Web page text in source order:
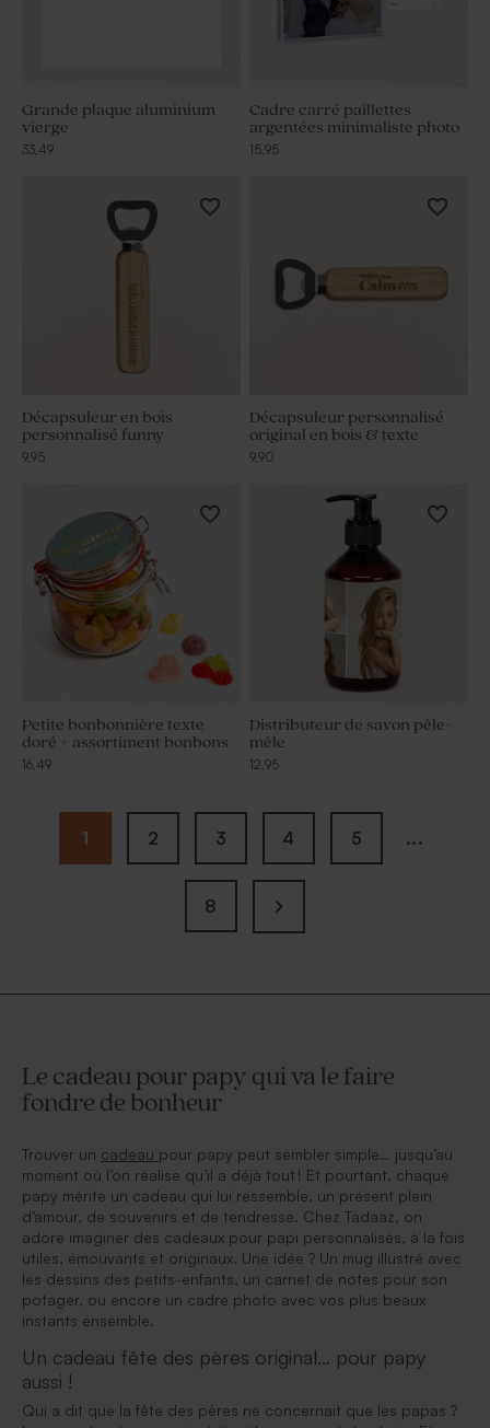
Grande plaque aluminium
vierge
33,49
Cadre carré paillettes
argentées minimaliste photo
15,95
Décapsuleur en bois
personnalisé funny
9,95
Décapsuleur personnalisé
original en bois & texte
9,90
Petite bonbonnière texte
doré + assortiment bonbons
16,49
Distributeur de savon pêle-
mêle
12,95
1 2 3 4 5 ...
8
Le cadeau pour papy qui va le faire
fondre de bonheur
Trouver un cadeau pour papy peut sembler simple… jusqu’au
moment où l’on réalise qu’il a déjà tout ! Et pourtant, chaque
papy mérite un cadeau qui lui ressemble, un présent plein
d’amour, de souvenirs et de tendresse. Chez Tadaaz, on
adore imaginer des cadeaux pour papi personnalisés, à la fois
utiles, émouvants et originaux. Une idée ? Un mug illustré avec
les dessins des petits-enfants, un carnet de notes pour son
potager, ou encore un cadre photo avec vos plus beaux
instants ensemble.
Un cadeau fête des pères original… pour papy
aussi !
Qui a dit que la fête des pères ne concernait que les papas ?